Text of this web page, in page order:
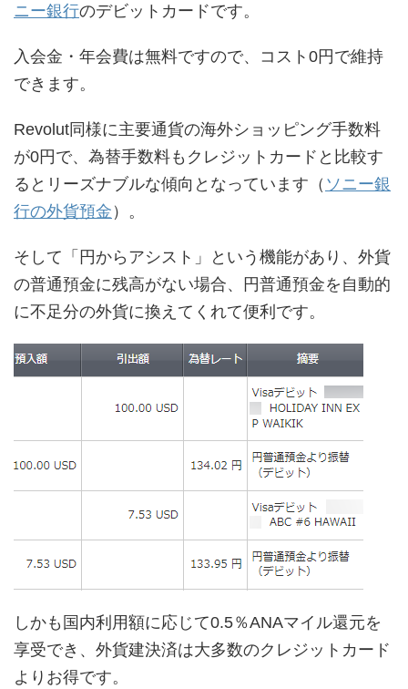
ニー銀行のデビットカードです。
入会金・年会費は無料ですので、コスト0円で維持
できます。
Revolut同様に主要通貨の海外ショッピング手数料
が0円で、為替手数料もクレジットカードと比較す
るとリーズナブルな傾向となっています（ ソニー銀
行の外貨預金 ）。
そして「円からアシスト」という機能があり、外貨
の普通預金に残高がない場合、円普通預金を自動的
に不足分の外貨に換えてくれて便利です。
しかも国内利用額に応じて0.5％ANAマイル還元を
享受でき、外貨建決済は大多数のクレジットカード
よりお得です。